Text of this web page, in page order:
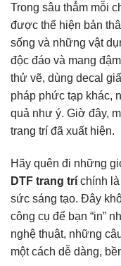
Trong sâu thẳm mỗi
được thể hiện bản
sống và những vật
độc đáo và mang
thử vẽ, dùng decal
pháp phức tạp khác,
quả như ý. Giờ đây,
trang trí đã xuất hiện.
Hãy quên đi những
DTF trang trí chính
sức sáng tạo. Đây
công cụ để bạn “in”
nghệ thuật, những
một cách dễ dàng,